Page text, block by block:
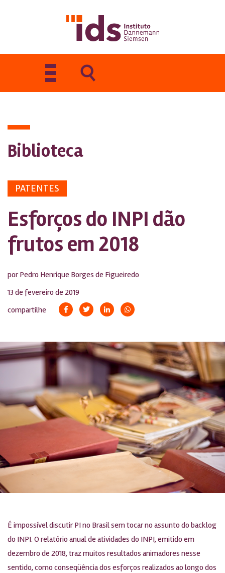
Toggle
navigation
Biblioteca
PATENTES
Esforços do INPI dão
frutos em 2018
por Pedro Henrique Borges de Figueiredo
13 de fevereiro de 2019
compartilhe
É impossível discutir PI no Brasil sem tocar no assunto do backlog
do INPI. O relatório anual de atividades do INPI, emitido em
dezembro de 2018, traz muitos resultados animadores nesse
sentido, como conseqüência dos esforços realizados ao longo dos